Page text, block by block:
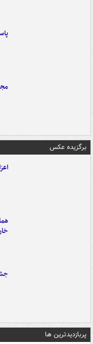
برگزیده عکس
پربازدیدترین ها